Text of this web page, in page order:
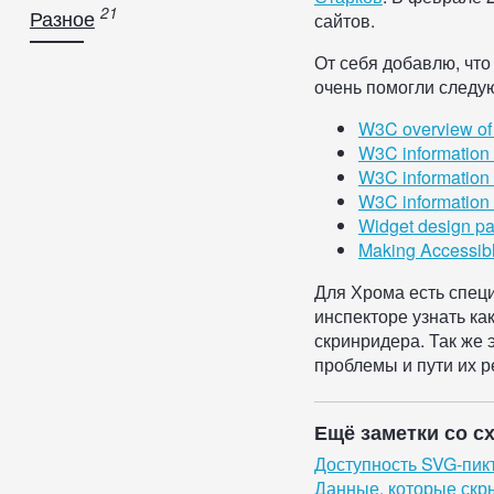
сайтов.
От себя добавлю,
очень помогли
W3C overview
W3C
W3C
W3C
Widget design
Making
Для Хрома есть
инспекторе узнать
скринридера. Так же
проблемы и пути их
Ещё заметки со
Доступность SVG-
Данные, которые
Разное